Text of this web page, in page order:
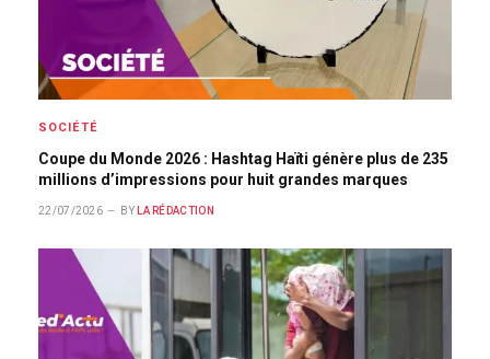
SOCIÉTÉ
Coupe du Monde 2026 : Hashtag Haïti génère plus de 235
millions d’impressions pour huit grandes marques
22/07/2026 BY LA RÉDACTION